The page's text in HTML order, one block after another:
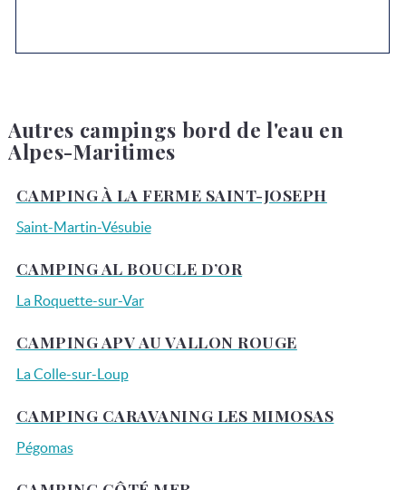
Autres campings bord de l'eau en
Alpes-Maritimes
CAMPING À LA FERME SAINT-JOSEPH
Saint-Martin-Vésubie
CAMPING AL BOUCLE D’OR
La Roquette-sur-Var
CAMPING APV AU VALLON ROUGE
La Colle-sur-Loup
CAMPING CARAVANING LES MIMOSAS
Pégomas